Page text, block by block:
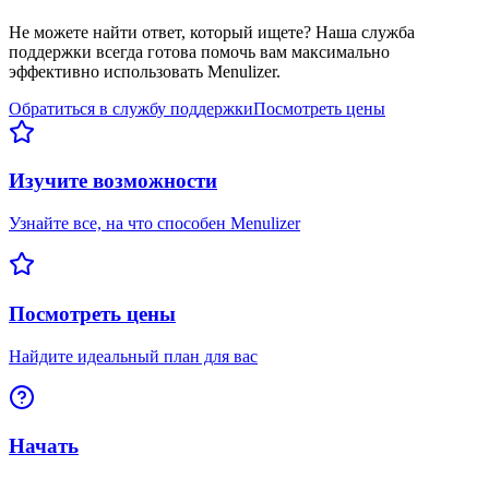
Не можете найти ответ, который ищете? Наша служба
поддержки всегда готова помочь вам максимально
эффективно использовать Menulizer.
Обратиться в службу поддержкиПосмотреть цены
Изучите возможности
Узнайте все, на что способен Menulizer
Посмотреть цены
Найдите идеальный план для вас
Начать